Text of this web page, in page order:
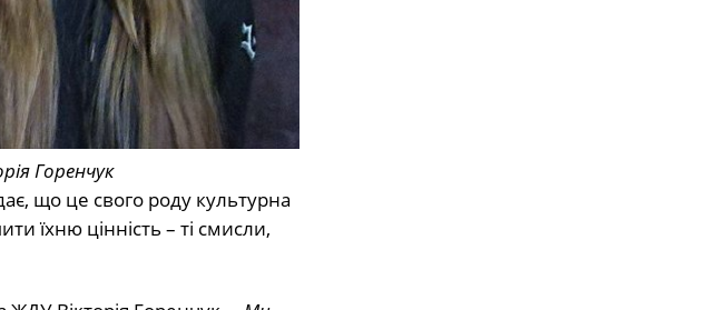
Горенчук
що це свого роду культурна
їхню цінність – ті смисли,